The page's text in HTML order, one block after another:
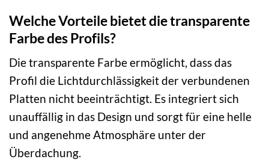
Welche Vorteile bietet die transparente
Farbe des Profils?
Die transparente Farbe ermöglicht, dass das
Profil die Lichtdurchlässigkeit der verbundenen
Platten nicht beeinträchtigt. Es integriert sich
unauffällig in das Design und sorgt für eine helle
und angenehme Atmosphäre unter der
Überdachung.